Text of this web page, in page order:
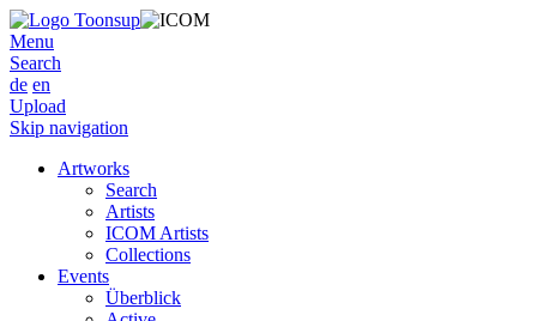
Menu
Search
de en
Upload
Skip navigation
Artworks
Search
Artists
ICOM Artists
Collections
Events
Überblick